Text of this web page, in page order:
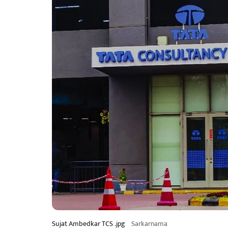
Sujat Ambedkar TCS .jpg Sarkarnama